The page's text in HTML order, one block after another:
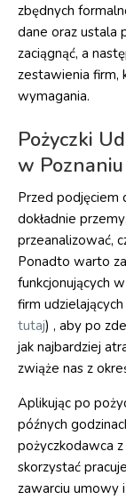
zbędnych
dane oraz ustala
zaciągnąć, a
zestawienia firm,
wymagania.
Pożyczki
w
Przed podjęciem
dokładnie
przeanalizować,
Ponadto warto
funkcjonujących
firm
tutaj) , aby po
jak najbardziej
zwiąże nas z
Aplikując po
późnych
pożyczkodawca
skorzystać
zawarciu umowy